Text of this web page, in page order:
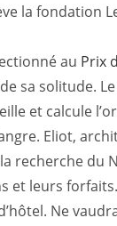
la fondation
au Prix
sa solitude.
et calcule
Eliot,
recherche du
et leurs
Ne